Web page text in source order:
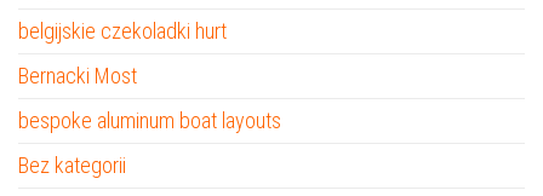
belgijskie czekoladki hurt
Bernacki Most
bespoke aluminum boat layouts
Bez kategorii